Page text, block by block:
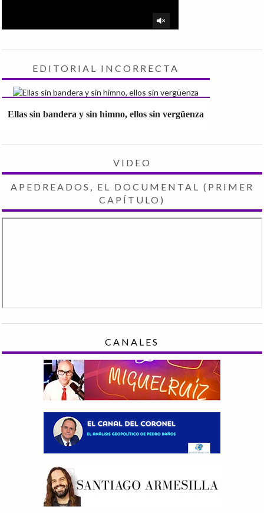
EDITORIAL INCORRECTA
Ellas sin bandera y sin himno, ellos sin vergüenza
VIDEO
APEDREADOS, EL DOCUMENTAL (PRIMER
CAPÍTULO)
CANALES